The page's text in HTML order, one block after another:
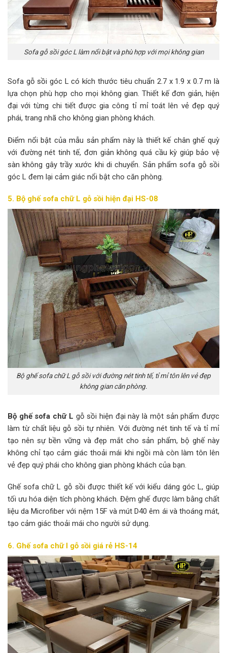
Sofa gỗ sồi góc L làm nổi bật và phù hợp với mọi không gian
Sofa gỗ sồi góc L có kích thước tiêu chuẩn 2.7 x 1.9 x 0.7 m là
lựa chọn phù hợp cho mọi không gian. Thiết kế đơn giản, hiện
đại với từng chi tiết được gia công tỉ mỉ toát lên vẻ đẹp quý
phái, trang nhã cho không gian phòng khách.
Điểm nổi bật của mẫu sản phẩm này là thiết kế chân ghế quỳ
với đường nét tinh tế, đơn giản không quá cầu kỳ giúp bảo vệ
sàn không gây trầy xước khi di chuyển. Sản phẩm sofa gỗ sồi
góc L đem lại cảm giác nổi bật cho căn phòng.
5. Bộ ghế sofa chữ L gỗ sồi hiện đại HS-08
Bộ ghế sofa chữ L gỗ sồi với đường nét tinh tế, tỉ mỉ tôn lên vẻ đẹp
không gian căn phòng.
Bộ ghế sofa chữ L gỗ sồi hiện đại này là một sản phẩm được
làm từ chất liệu gỗ sồi tự nhiên. Với đường nét tinh tế và tỉ mỉ
tạo nên sự bền vững và đẹp mắt cho sản phẩm, bộ ghế này
không chỉ tạo cảm giác thoải mái khi ngồi mà còn làm tôn lên
vẻ đẹp quý phái cho không gian phòng khách của bạn.
Ghế sofa chữ L gỗ sồi được thiết kế với kiểu dáng góc L, giúp
tối ưu hóa diện tích phòng khách. Đệm ghế được làm bằng chất
liệu da Microfiber với nệm 15F và mút D40 êm ái và thoáng mát,
tạo cảm giác thoải mái cho người sử dụng.
6. Ghế sofa chữ l gỗ sồi giá rẻ HS-14